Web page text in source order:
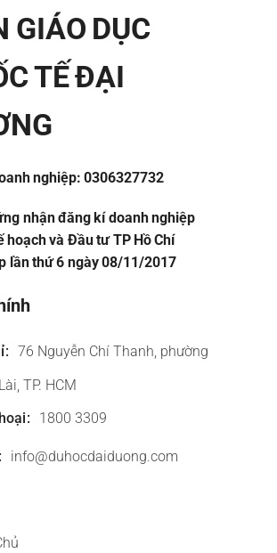
GIÁO DỤC
TẾ ĐẠI
nghiệp: 0306327732
nhận đăng kí doanh nghiệp
hoạch và Đầu tư TP Hồ Chí
lần thứ 6 ngày 08/11/2017
76 Nguyễn Chí Thanh, phường
TP. HCM
1800 3309
info@duhocdaiduong.com